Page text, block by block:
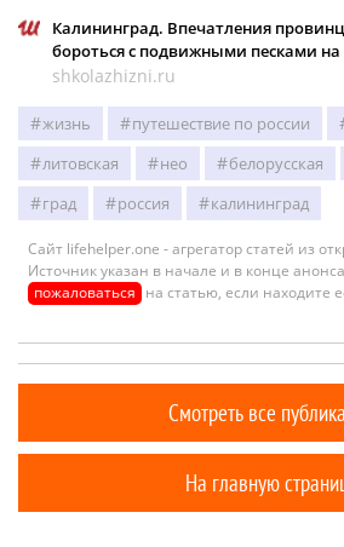
Калининград. Впечатления
бороться с подвижными песками на
shkolazhizni.ru
жизнь путешествие по россии
литовская
нео белорусская
град
россия калининград
Сайт lifehelper.one - агрегатор статей из
Источник указан в начале и в конце
пожаловаться на статью, если находите
Смотреть все
На главную